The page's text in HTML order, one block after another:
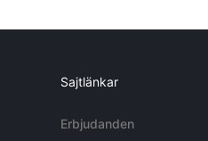
Sajtlänkar
Erbjudanden